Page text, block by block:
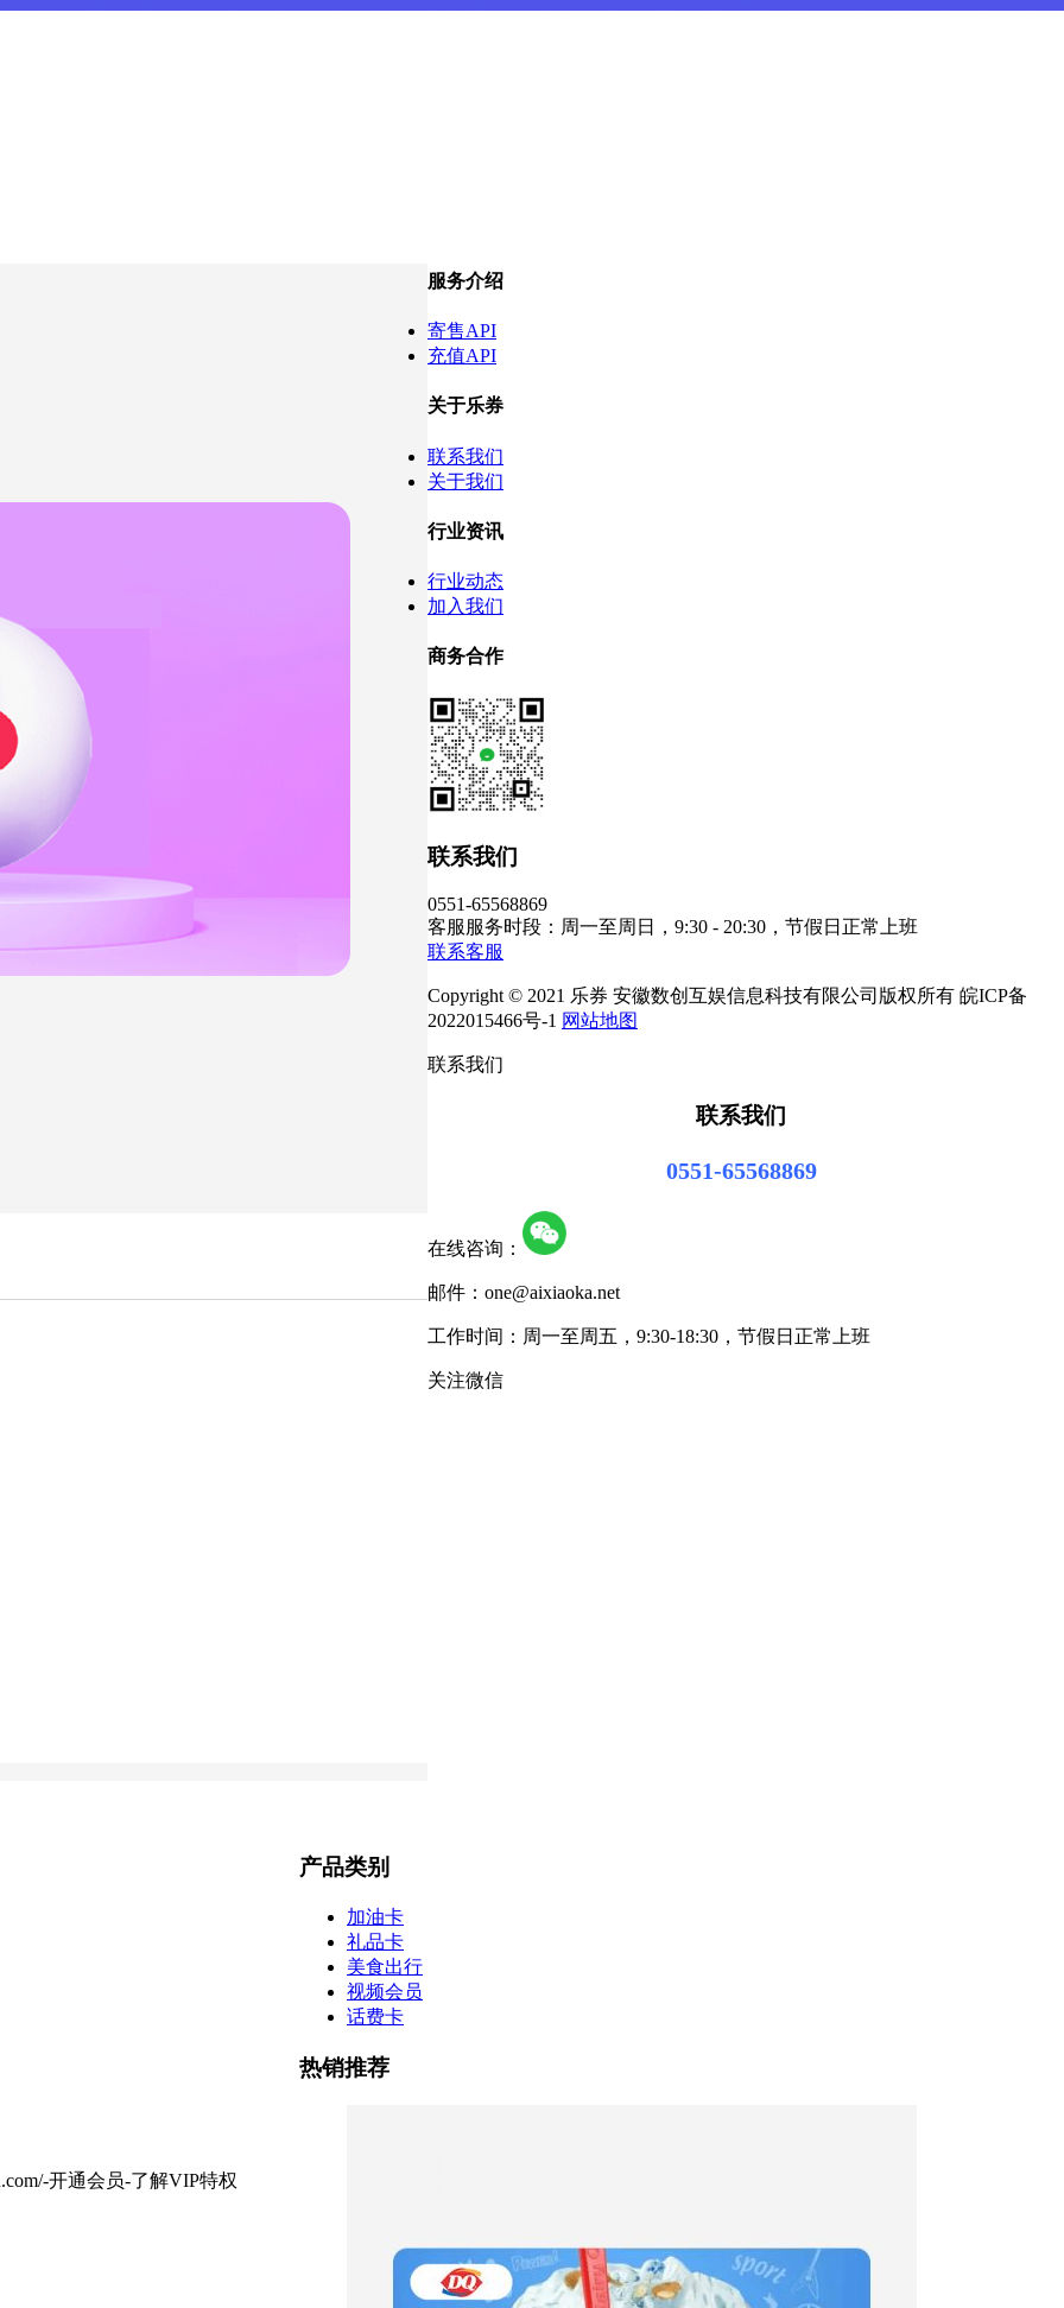
开通会员-了解VIP特权
产品类别
加油卡
礼品卡
美食出行
视频会员
话费卡
热销推荐
服务介绍
寄售API
充值API
关于乐券
联系我们
关于我们
行业资讯
行业动态
加入我们
商务合作
联系我们
0551-65568869
客服服务时段：周一至周日，9:30 - 20:30，节假日正常上班
联系客服
Copyright © 2021 乐券 安徽数创互娱信息科技有限公司版权所有 皖ICP备
2022015466号-1 网站地图
联系我们
联系我们
0551-65568869
在线咨询：
邮件：one@aixiaoka.net
工作时间：周一至周五，9:30-18:30，节假日正常上班
关注微信